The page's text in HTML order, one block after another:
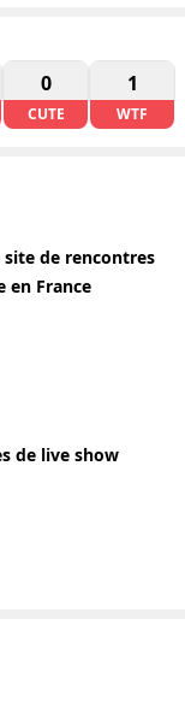
0
CUTE
1
WTF
site de rencontres
en France
de live show